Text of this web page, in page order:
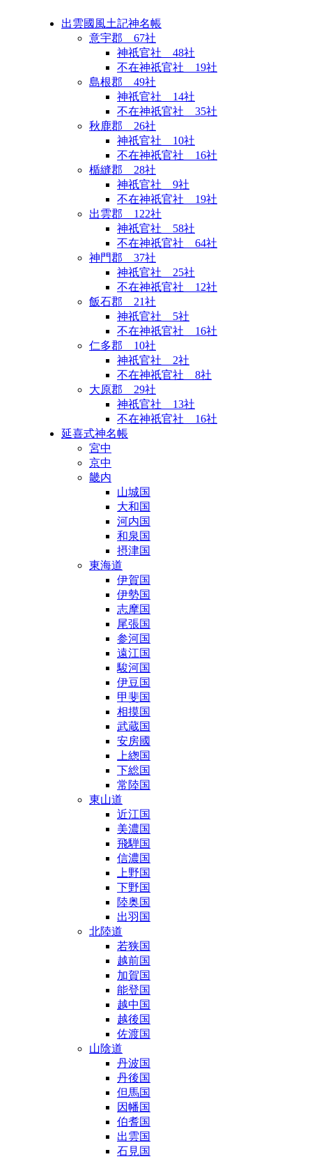
出雲國風土記神名帳
意宇郡 67社
神祇官社 48社
不在神祇官社 19社
島根郡 49社
神祇官社 14社
不在神祇官社 35社
秋鹿郡 26社
神祇官社 10社
不在神祇官社 16社
楯縫郡 28社
神祇官社 9社
不在神祇官社 19社
出雲郡 122社
神祇官社 58社
不在神祇官社 64社
神門郡 37社
神祇官社 25社
不在神祇官社 12社
飯石郡 21社
神祇官社 5社
不在神祇官社 16社
仁多郡 10社
神祇官社 2社
不在神祇官社 8社
大原郡 29社
神祇官社 13社
不在神祇官社 16社
延喜式神名帳
宮中
京中
畿内
山城国
大和国
河内国
和泉国
摂津国
東海道
伊賀国
伊勢国
志摩国
尾張国
参河国
遠江国
駿河国
伊豆国
甲斐国
相摸国
武蔵国
安房國
上緫国
下総国
常陸国
東山道
近江国
美濃国
飛騨国
信濃国
上野国
下野国
陸奥国
出羽国
北陸道
若狭国
越前国
加賀国
能登国
越中国
越後国
佐渡国
山陰道
丹波国
丹後国
但馬国
因幡国
伯耆国
出雲国
石見国